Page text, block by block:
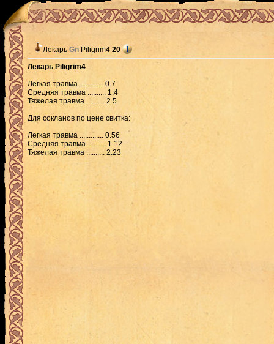
Лекарь Gn Piligrim4 20
Лекарь Piligrim4
Легкая травма ............. 0.7
Средняя травма .......... 1.4
Тяжелая травма .......... 2.5
Для сокланов по цене свитка:
Легкая травма ............. 0.56
Средняя травма .......... 1.12
Тяжелая травма .......... 2.23